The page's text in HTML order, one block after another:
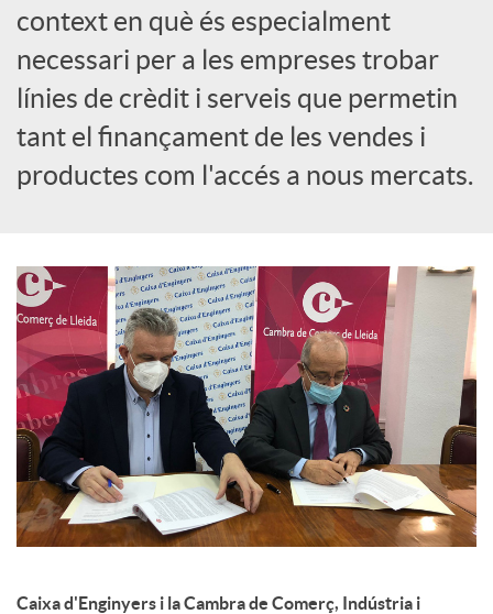
o
c
i
l
s
context en què és especialment
necessari per a les empreses trobar
línies de crèdit i serveis que permetin
tant el finançament de les vendes i
productes com l'accés a nous mercats.
Caixa d'Enginyers i la Cambra de Comerç, Indústria i